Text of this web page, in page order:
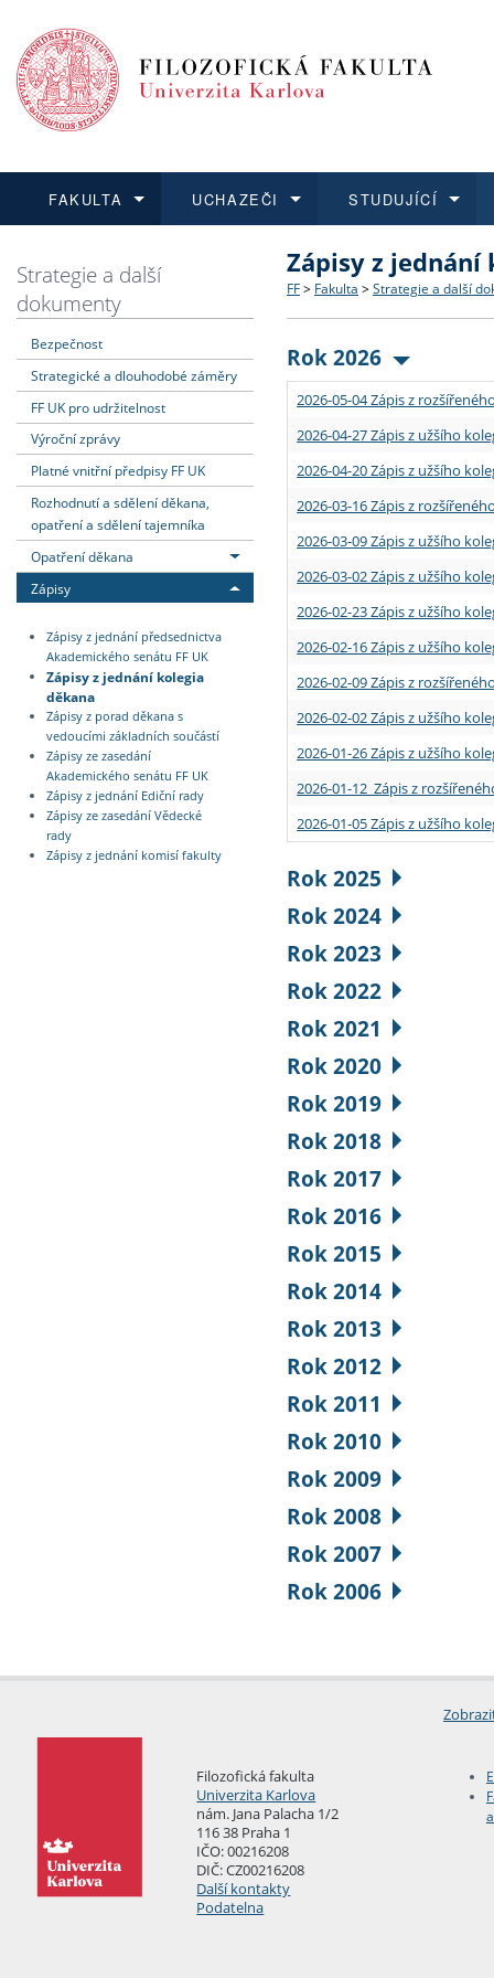
FAKULTA
Dozvědět se více
Struktura a historie
Strategie a další
Podpora a benefity pro
Absolventi fakulty
UCHAZEČI
Podat přihlášku
Co studovat a jak se
Učitelské studijní
Informace k průběhu
STUDUJÍCÍ
Dozvědět se více
Bakalářské a magisterské
Doktorské studium
Rigorózní řízení
Dozvědět se více
O vědě a výzkumu na FF
Akademické kvalifikace
Granty a projekty
Dozvědět se více
Aktuální nabídky a
Vyjíždějící studenti
Přijíždějící studenti
Vyjíždějící zaměstnanci
Strategie a další
dokumenty
Bezpečnost
Strategické a dlouhodobé záměry
FF UK pro udržitelnost
Výroční zprávy
Platné vnitřní předpisy FF UK
Rozhodnutí a sdělení děkana,
opatření a sdělení tajemníka
Opatření děkana
Zápisy
Zápisy z jednání předsednictva
Akademického senátu FF UK
Zápisy z jednání kolegia
děkana
Zápisy z porad děkana s
vedoucími základních součástí
Zápisy ze zasedání
Akademického senátu FF UK
Zápisy z jednání Ediční rady
Zápisy ze zasedání Vědecké
rady
Zápisy z jednání komisí fakulty
Zápisy z jednání
FF > Fakulta > Strategie a další
Rok 2026
2026-05-04 Zápis z
2026-04-27 Zápis z užšího
2026-04-20 Zápis z užšího
2026-03-16 Zápis z
2026-03-09 Zápis z užšího
2026-03-02 Zápis z užšího
2026-02-23 Zápis z užšího
2026-02-16 Zápis z užšího
2026-02-09 Zápis z
2026-02-02 Zápis z užšího
2026-01-26 Zápis z užšího
2026-01-12 Zápis z
2026-01-05 Zápis z užšího
Rok 2025
Rok 2024
Rok 2023
Rok 2022
Rok 2021
Rok 2020
Rok 2019
Rok 2018
Rok 2017
Rok 2016
Rok 2015
Rok 2014
Rok 2013
Rok 2012
Rok 2011
Rok 2010
Rok 2009
Rok 2008
Rok 2007
Rok 2006
Filozofická fakulta
Univerzita Karlova
nám. Jana Palacha 1/2
116 38 Praha 1
IČO: 00216208
DIČ: CZ00216208
Další kontakty
Podatelna